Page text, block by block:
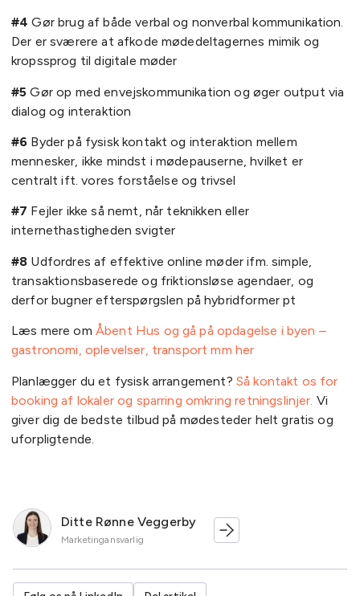
#4 Gør brug af både verbal og nonverbal kommunikation.
Der er sværere at afkode mødedeltagernes mimik og
kropssprog til digitale møder
#5 Gør op med envejskommunikation og øger output via
dialog og interaktion
#6 Byder på fysisk kontakt og interaktion mellem
mennesker, ikke mindst i mødepauserne, hvilket er
centralt ift. vores forståelse og trivsel
#7 Fejler ikke så nemt, når teknikken eller
internethastigheden svigter
#8 Udfordres af effektive online møder ifm. simple,
transaktionsbaserede og friktionsløse agendaer, og
derfor bugner efterspørgslen på hybridformer pt
Læs mere om Åbent Hus og gå på opdagelse i byen –
gastronomi, oplevelser, transport mm her
Planlægger du et fysisk arrangement? Så kontakt os for
booking af lokaler og sparring omkring retningslinjer. Vi
giver dig de bedste tilbud på mødesteder helt gratis og
uforpligtende.
Ditte Rønne Veggerby
Marketingansvarlig